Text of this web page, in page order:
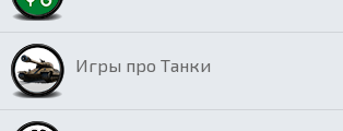
Игры про Танки